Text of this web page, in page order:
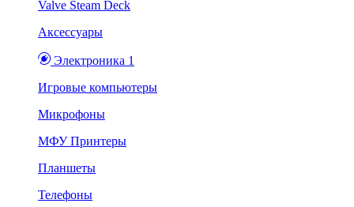
Valve Steam Deck
Аксессуары
Электроника 1
Игровые компьютеры
Микрофоны
МФУ Принтеры
Планшеты
Телефоны